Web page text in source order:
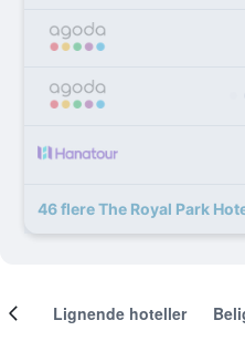
46 flere The Royal Park
Lignende hoteller